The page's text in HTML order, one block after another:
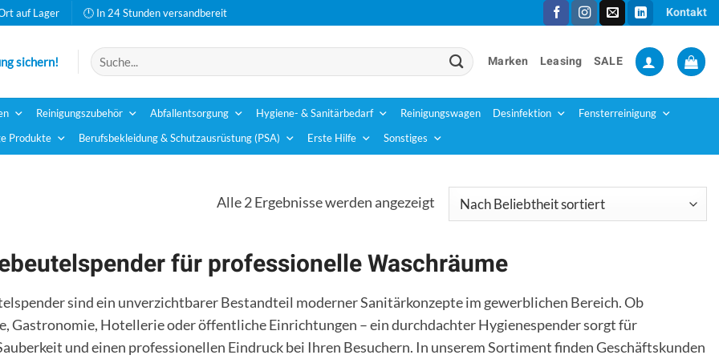
auf Lager 🕛 In 24 Stunden versandbereit Kontakt
sichern!
Suchen
nach:
Marken Leasing SALE
Reinigungszubehör Abfallentsorgung Hygiene- & Sanitärbedarf Reinigungswagen Desinfektion Fensterreinigung
Produkte Berufsbekleidung & Schutzausrüstung (PSA) Erste Hilfe Sonstiges
Alle 2 Ergebnisse werden angezeigtNach
Beliebtheit
für professionelle Waschräume
sind ein unverzichtbarer Bestandteil moderner Sanitärkonzepte im gewerblichen Bereich. Ob
Gastronomie, Hotellerie oder öffentliche Einrichtungen – ein durchdachter Hygienespender sorgt für
und einen professionellen Eindruck bei Ihren Besuchern. In unserem Sortiment finden Geschäftskunden